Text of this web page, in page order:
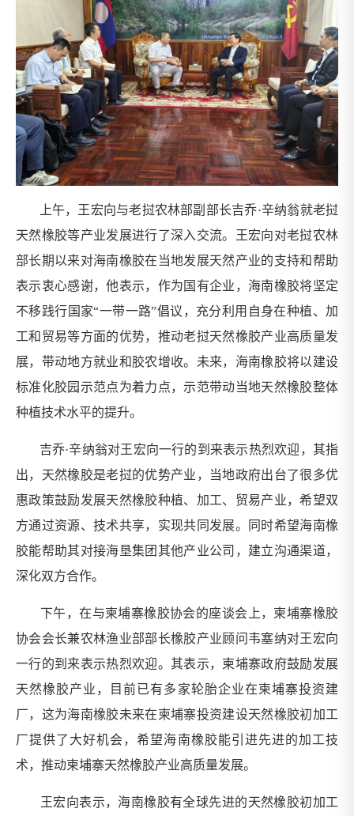
上午，王宏向与老挝农林部副部长吉乔·辛纳翁就老挝
天然橡胶等产业发展进行了深入交流。王宏向对老挝农林
部长期以来对海南橡胶在当地发展天然产业的支持和帮助
表示衷心感谢，他表示，作为国有企业，海南橡胶将坚定
不移践行国家“一带一路”倡议，充分利用自身在种植、加
工和贸易等方面的优势，推动老挝天然橡胶产业高质量发
展，带动地方就业和胶农增收。未来，海南橡胶将以建设
标准化胶园示范点为着力点，示范带动当地天然橡胶整体
种植技术水平的提升。
吉乔·辛纳翁对王宏向一行的到来表示热烈欢迎，其指
出，天然橡胶是老挝的优势产业，当地政府出台了很多优
惠政策鼓励发展天然橡胶种植、加工、贸易产业，希望双
方通过资源、技术共享，实现共同发展。同时希望海南橡
胶能帮助其对接海垦集团其他产业公司，建立沟通渠道，
深化双方合作。
下午，在与柬埔寨橡胶协会的座谈会上，柬埔寨橡胶
协会会长兼农林渔业部部长橡胶产业顾问韦塞纳对王宏向
一行的到来表示热烈欢迎。其表示，柬埔寨政府鼓励发展
天然橡胶产业，目前已有多家轮胎企业在柬埔寨投资建
厂，这为海南橡胶未来在柬埔寨投资建设天然橡胶初加工
厂提供了大好机会，希望海南橡胶能引进先进的加工技
术，推动柬埔寨天然橡胶产业高质量发展。
王宏向表示，海南橡胶有全球先进的天然橡胶初加工